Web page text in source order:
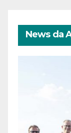
News da